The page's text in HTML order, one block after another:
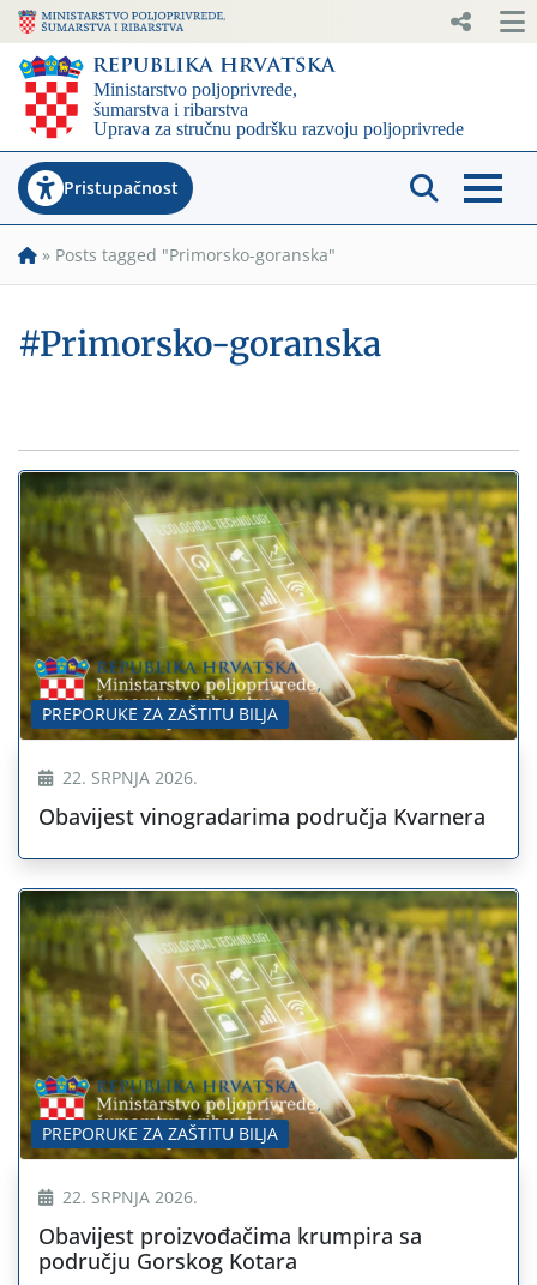
Pristupačnost
» Posts tagged "Primorsko-goranska"
#Primorsko-goranska
PREPORUKE ZA ZAŠTITU BILJA
22. SRPNJA 2026.
Obavijest vinogradarima područja Kvarnera
PREPORUKE ZA ZAŠTITU BILJA
22. SRPNJA 2026.
Obavijest proizvođačima krumpira sa
području Gorskog Kotara